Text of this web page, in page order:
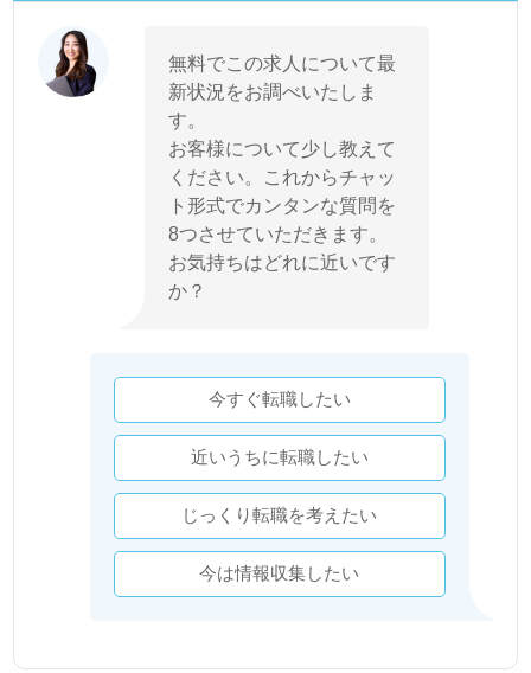
無料でこの求人について最
新状況をお調べいたしま
す。
お客様について少し教えて
ください。これからチャッ
ト形式でカンタンな質問を
8つさせていただきます。
お気持ちはどれに近いです
か？
今すぐ転職したい
近いうちに転職したい
じっくり転職を考えたい
今は情報収集したい